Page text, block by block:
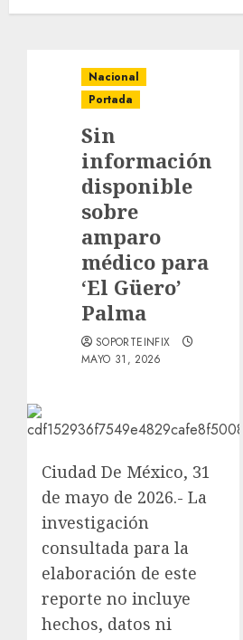
Nacional
Portada
Sin
información
disponible
sobre
amparo
médico para
‘El Güero’
Palma
SOPORTEINFIX
MAYO 31, 2026
Ciudad De México, 31
de mayo de 2026.- La
investigación
consultada para la
elaboración de este
reporte no incluye
hechos, datos ni